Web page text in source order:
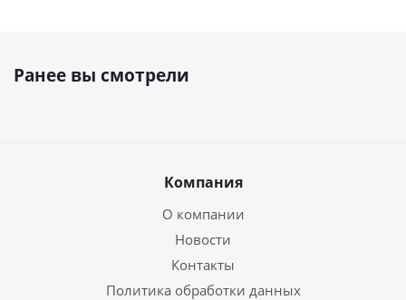
Ранее вы смотрели
Компания
О компании
Новости
Контакты
Политика обработки данных